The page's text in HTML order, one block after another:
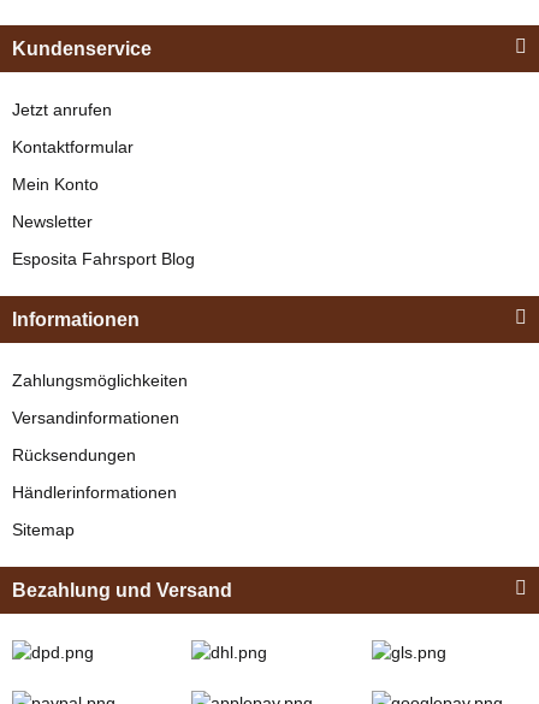
"Shettyglück"
Braun
329,00 €*
Kundenservice
Jetzt anrufen
Kontaktformular
Mein Konto
Newsletter
Esposita Fahrsport Blog
Informationen
Zahlungsmöglichkeiten
Versandinformationen
Rücksendungen
Händlerinformationen
Sitemap
Bezahlung und Versand